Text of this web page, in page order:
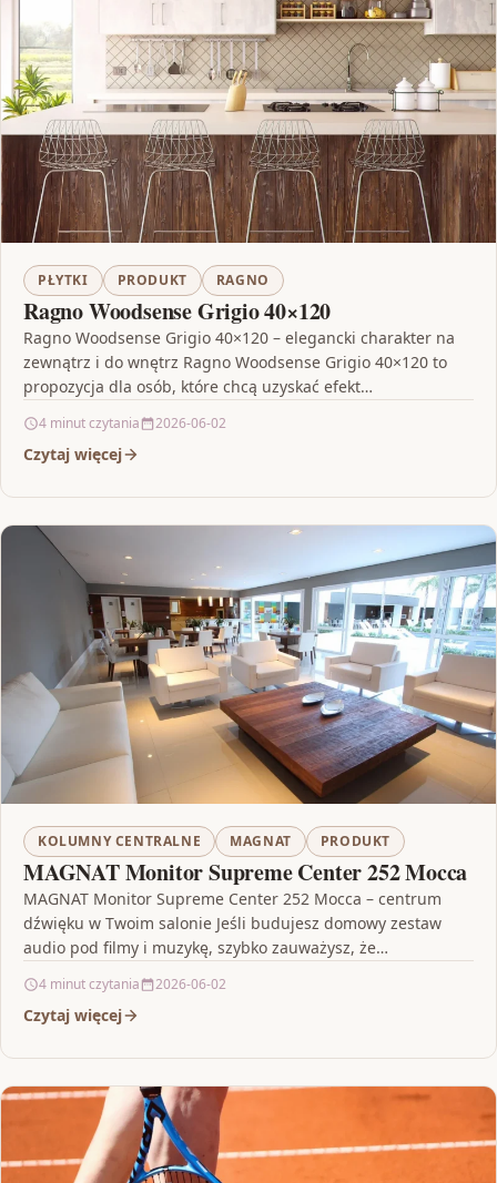
PŁYTKI PRODUKT RAGNO
Ragno Woodsense Grigio 40×120
Ragno Woodsense Grigio 40×120 – elegancki charakter na
zewnątrz i do wnętrz Ragno Woodsense Grigio 40×120 to
propozycja dla osób, które chcą uzyskać efekt…
4 minut czytania 2026-06-02
Czytaj więcej
KOLUMNY CENTRALNE MAGNAT PRODUKT
MAGNAT Monitor Supreme Center 252 Mocca
MAGNAT Monitor Supreme Center 252 Mocca – centrum
dźwięku w Twoim salonie Jeśli budujesz domowy zestaw
audio pod filmy i muzykę, szybko zauważysz, że…
4 minut czytania 2026-06-02
Czytaj więcej